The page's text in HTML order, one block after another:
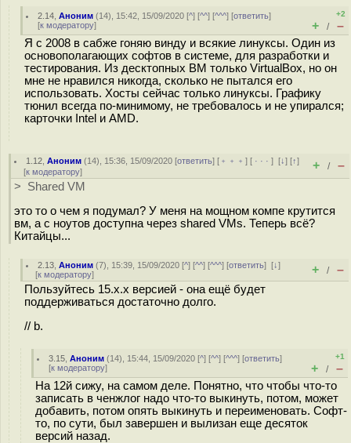
2.14 ,Аноним (14), 15:42, 15/09/2020 [^] [^^] [^^^] [ответить]
[к модератору]
+2
+ / –
Я с 2008 в сабже гоняю винду и всякие линуксы. Один из
основополагающих софтов в системе, для разработки и
тестирования. Из десктопных ВМ только VirtualBox, но он
мне не нравился никогда, сколько не пытался его
использовать. Хосты сейчас только линуксы. Графику
тюнил всегда по-минимому, не требовалось и не упирался;
карточки Intel и AMD.
1.12 ,Аноним (14), 15:36, 15/09/2020 [ответить] [ ﹢﹢﹢] [ · · ·][↓] [↑]
[к модератору] + / –
> Shared VM
это то о чем я подумал? У меня на мощном компе крутится
вм, а с ноутов доступна через shared VMs. Теперь всё?
Китайцы...
2.13 ,Аноним (7), 15:39, 15/09/2020 [^] [^^] [^^^] [ответить][↓]
[к модератору] + / –
Пользуйтесь 15.x.x версией - она ещё будет
поддерживаться достаточно долго.
// b.
3.15 ,Аноним (14), 15:44, 15/09/2020 [^] [^^] [^^^] [ответить]
[к модератору]
+1
+ / –
На 12й сижу, на самом деле. Понятно, что чтобы что-то
записать в ченжлог надо что-то выкинуть, потом, может
добавить, потом опять выкинуть и переименовать. Софт-
то, по сути, был завершен и вылизан еще десяток
версий назад.